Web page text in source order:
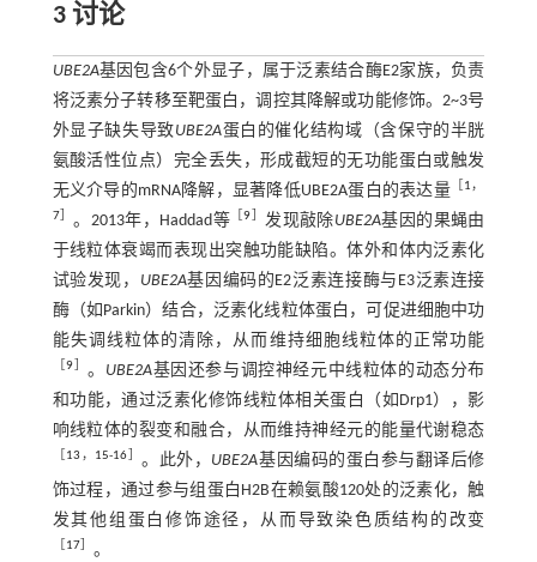
3 讨论
UBE2A基因包含6个外显子，属于泛素结合酶E2家族，负责
将泛素分子转移至靶蛋白，调控其降解或功能修饰。2~3号
外显子缺失导致UBE2A蛋白的催化结构域（含保守的半胱
氨酸活性位点）完全丢失，形成截短的无功能蛋白或触发
无义介导的mRNA降解，显著降低UBE2A蛋白的表达量［ 1，
7］ 。2013年，Haddad等［9 发现敲除UBE2A基因的果蝇由
于线粒体衰竭而表现出突触功能缺陷。体外和体内泛素化
试验发现， UBE2A基因编码的E2泛素连接酶与E3泛素连接
酶（如Parkin）结合，泛素化线粒体蛋白，可促进细胞中功
能失调线粒体的清除，从而维持细胞线粒体的正常功能
［9 。 UBE2A基因还参与调控神经元中线粒体的动态分布
和功能，通过泛素化修饰线粒体相关蛋白（如Drp1），影
响线粒体的裂变和融合，从而维持神经元的能量代谢稳态
13 ， 15-16 。此外， UBE2A基因编码的蛋白参与翻译后修
饰过程，通过参与组蛋白H2B在赖氨酸120处的泛素化，触
发其他组蛋白修饰途径，从而导致染色质结构的改变
17］ 。